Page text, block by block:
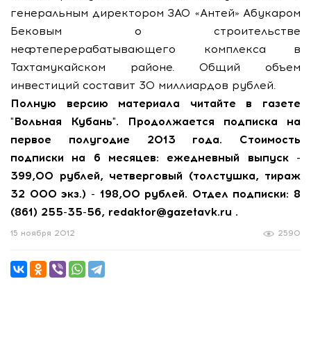
генеральным директором ЗАО «Антей» Абукаром
Бековым о строительстве
нефтеперерабатывающего комплекса в
Тахтамукайском районе. Общий объем
инвестиций составит 30 миллиардов рублей.
Полную версию материала читайте в газете
"Вольная Кубань". Продолжается подписка на
первое полугодие 2013 года. Стоимость
подписки на 6 месяцев: ежедневный выпуск -
399,00 рублей, четверговый (толстушка, тираж
32 000 экз.) - 198,00 рублей. Отдел подписки: 8
(861) 255-35-56, redaktor@gazetavk.ru .
2590
15 ноября 2012